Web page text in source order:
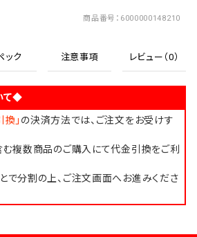
商品番号 6000000148210
ック 注意事項 レビュー（0）
て◆
換」 の決済方法では、ご注文をお受けす
む複数商品のご購入にて代金引換をご利
分割の上、ご注文画面へお進みくださ